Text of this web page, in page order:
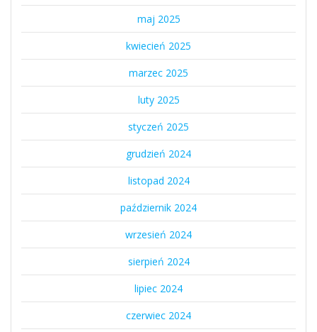
maj 2025
kwiecień 2025
marzec 2025
luty 2025
styczeń 2025
grudzień 2024
listopad 2024
październik 2024
wrzesień 2024
sierpień 2024
lipiec 2024
czerwiec 2024